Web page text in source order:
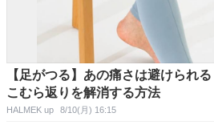
【足がつる】あの痛さは避けられ
こむら返りを解消する方法
HALMEK up 8/10(月) 16:15